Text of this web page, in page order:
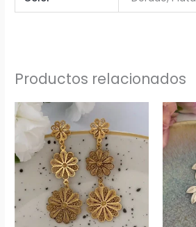
Productos relacionados